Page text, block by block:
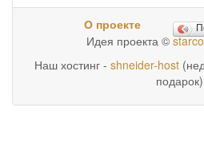
О проекте
Идея проекта ©
Наш хостинг - shneider-host
подарок)